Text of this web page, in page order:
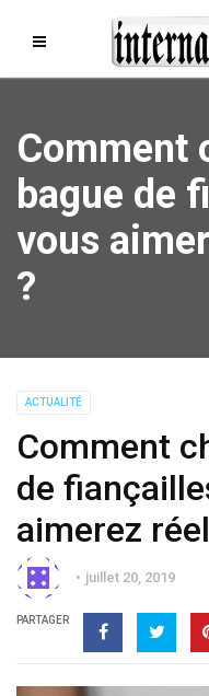
Comment
bague de
vous
?
ACTUALITÉ
Comment
de
aimerez
juillet 20, 2019
PARTAGER